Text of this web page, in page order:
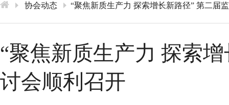
协会动态 ​“聚焦新质生产力 探索增长新路径” 第二届
​“聚焦新质生产力 探索
讨会顺利召开